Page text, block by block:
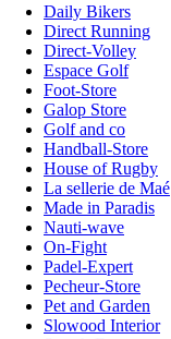
Daily Bikers
Direct Running
Direct-Volley
Espace Golf
Foot-Store
Galop Store
Golf and co
Handball-Store
House of Rugby
La sellerie de Maé
Made in Paradis
Nauti-wave
On-Fight
Padel-Expert
Pecheur-Store
Pet and Garden
Slowood Interior